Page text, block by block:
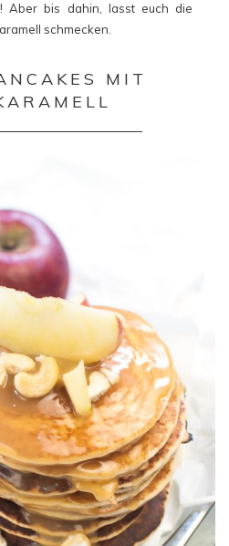
Aber bis dahin, lasst euch die
schmecken.
MIT